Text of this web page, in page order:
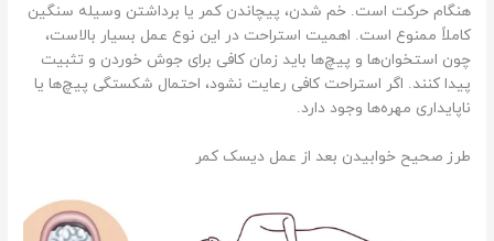
هنگام حرکت است. خم شدن، پیچاندن کمر یا برداشتن وسیله سنگین
کاملاً ممنوع است. اهمیت استراحت در این نوع عمل بسیار بالاست،
چون استخوان‌ها و پیچ‌ها باید زمان کافی برای جوش خوردن و تثبیت
پیدا کنند. اگر استراحت کافی رعایت نشود، احتمال شکستگی پیچ‌ها یا
ناپایداری مهره‌ها وجود دارد.
طرز صحیح خوابیدن بعد از عمل دیسک کمر